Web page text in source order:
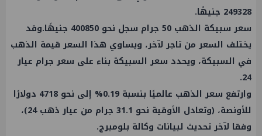
249328 جنيهًا.
سعر سبيكة الذهب 50 جرام سجل نحو 400850 جنيهًا.وقد
يختلف السعر من تاجر لآخر، ويساوي هذا السعر قيمة الذهب
في السبيكة، ويحدد سعر السبيكة بناء على سعر جرام عيار
24.
وارتفع سعر الذهب عالميًا بنسبة 0.19% إلى نحو 4718 دولارًا
للأونصة، (وتعادل الأوقية نحو 31.1 جرام من عيار ذهب 24)،
وفقا لآخر تحديث لبيانات وكالة بلومبرج.